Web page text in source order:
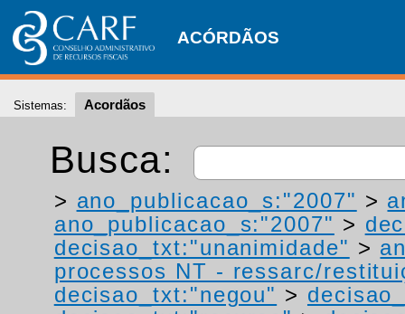
ACÓRDÃOS
Sistemas: Acordãos
Busca:
> ano_publicacao_s:"2007" >
ano_publicacao_s:"2007" >
decisao_txt:"unanimidade" >
processos NT - ressarc/
decisao_txt:"negou" >